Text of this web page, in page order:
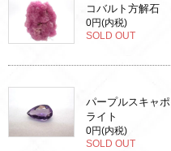
コバルト方解石
0円(内税)
SOLD OUT
パープルスキャポ
ライト
0円(内税)
SOLD OUT